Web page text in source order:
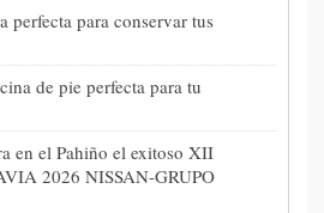
perfecta para conservar tus
de pie perfecta para tu
en el Pahiño el exitoso XII
2026 NISSAN-GRUPO